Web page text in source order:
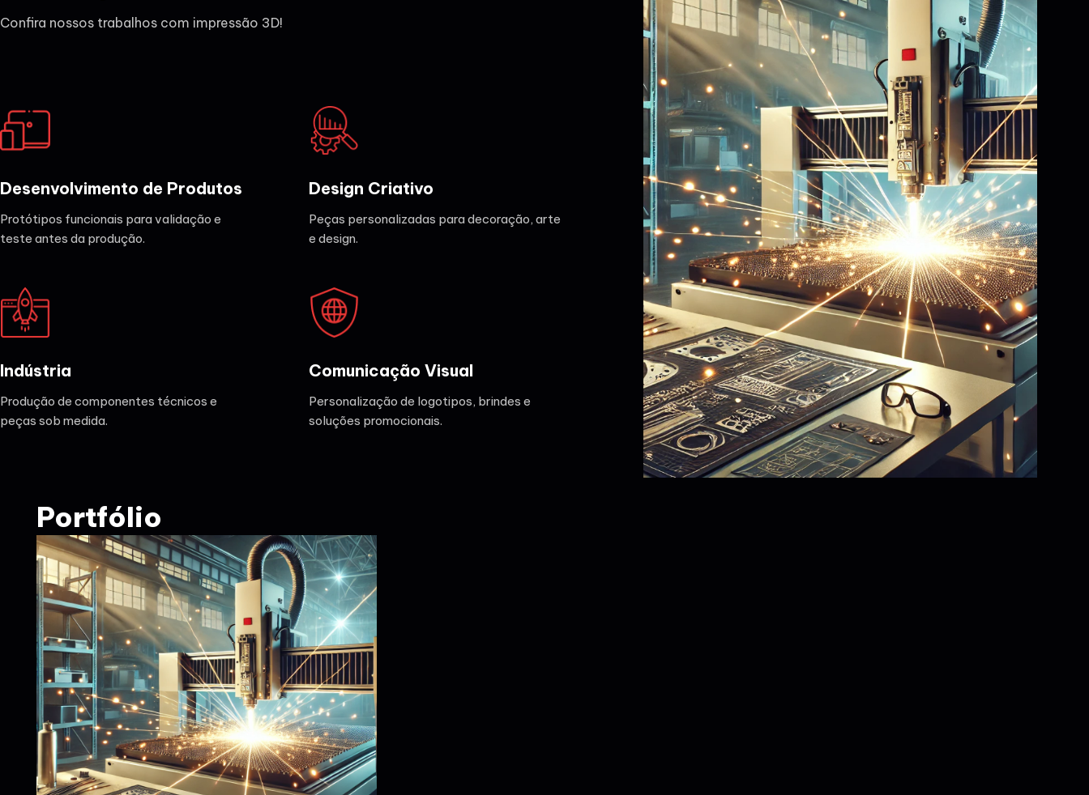
Confira nossos trabalhos com impressão 3D!
Desenvolvimento de Produtos
Protótipos funcionais para validação e
teste antes da produção.
Design Criativo
Peças personalizadas para decoração, arte
e design.
Indústria
Produção de componentes técnicos e
peças sob medida.
Comunicação Visual
Personalização de logotipos, brindes e
soluções promocionais.
Portfólio